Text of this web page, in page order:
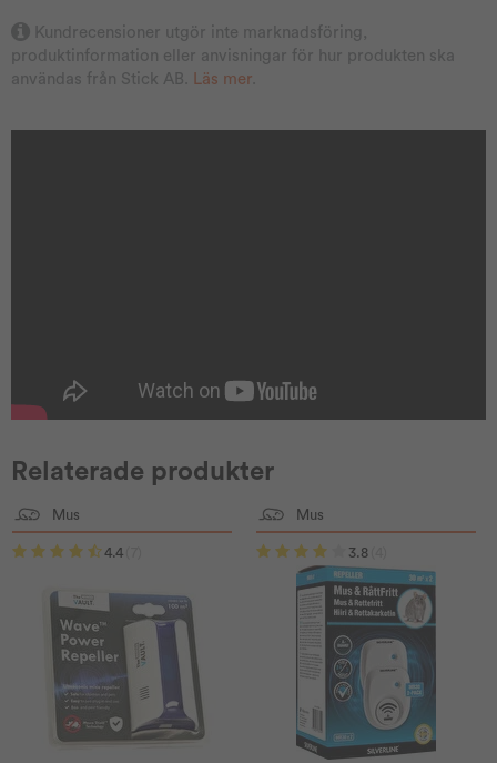
Kundrecensioner utgör inte marknadsföring,
produktinformation eller anvisningar för hur produkten ska
användas från Stick AB.
Läs mer
Relaterade produkter
Mus
4.4
Mus
3.8